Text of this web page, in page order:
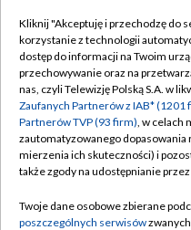
Abonament TVP
Emisja w TVP
Centrum informacji TVP
Naziemna Telewizja
Rada Programowa
Kliknij "Akceptuję i przechodzę do
korzystanie z technologii
dostęp do informacji na Twoim
przechowywanie oraz na
nas, czyli Telewizję Polską S.A. w
Zaufanych Partnerów z IAB* (1201
Partnerów TVP (93 firm), w celach
zautomatyzowanego
mierzenia ich skuteczności) i
także zgody na udostępnianie
Twoje dane osobowe zbierane
poszczególnych serwisów